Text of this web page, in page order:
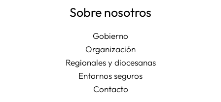
Sobre nosotros
Gobierno
Organización
Regionales y diocesanas
Entornos seguros
Contacto